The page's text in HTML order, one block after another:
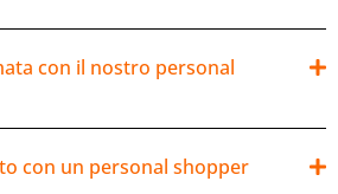
con il nostro personal
con un personal shopper